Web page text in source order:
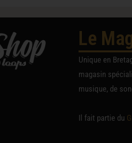
Le
Unique en
magasin
musique, de
Il fait partie du